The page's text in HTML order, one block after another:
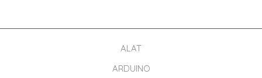
ALAT
ARDUINO